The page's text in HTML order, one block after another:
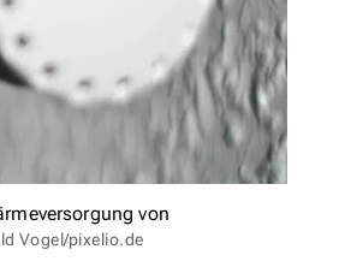
von
Vogel/pixelio.de